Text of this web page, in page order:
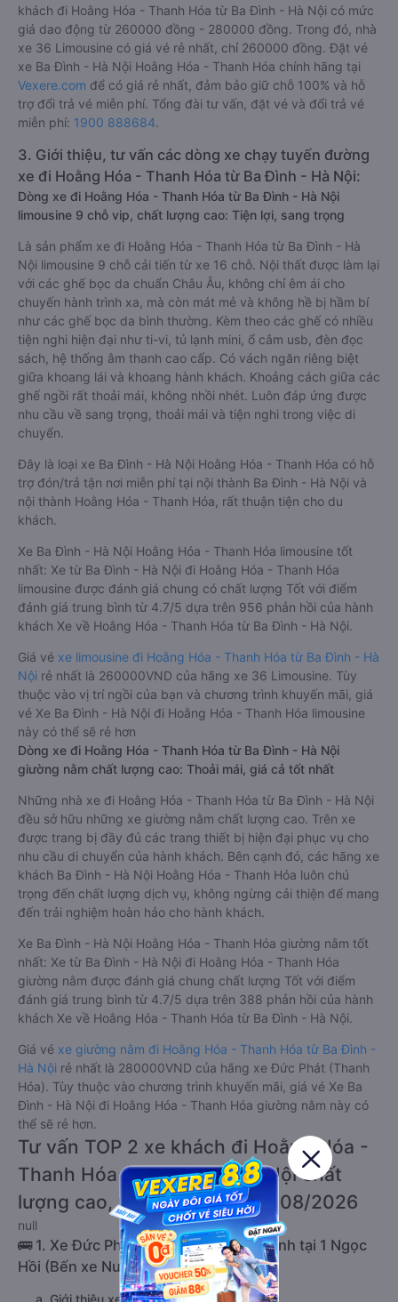
khách đi Hoằng Hóa - Thanh Hóa từ Ba Đình - Hà Nội có mức
giá dao động từ 260000 đồng - 280000 đồng. Trong đó, nhà
xe 36 Limousine có giá vé rẻ nhất, chỉ 260000 đồng. Đặt vé
xe Ba Đình - Hà Nội Hoằng Hóa - Thanh Hóa chính hãng tại
Vexere.com để có giá rẻ nhất, đảm bảo giữ chỗ 100% và hỗ
trợ đổi trả vé miễn phí. Tổng đài tư vấn, đặt vé và đổi trả vé
miễn phí: 1900 888684.
3. Giới thiệu, tư vấn các dòng xe chạy tuyến đường
xe đi Hoằng Hóa - Thanh Hóa từ Ba Đình - Hà Nội:
Dòng xe đi Hoằng Hóa - Thanh Hóa từ Ba Đình - Hà Nội
limousine 9 chỗ vip, chất lượng cao: Tiện lợi, sang trọng
Là sản phẩm xe đi Hoằng Hóa - Thanh Hóa từ Ba Đình - Hà
Nội limousine 9 chỗ cải tiến từ xe 16 chỗ. Nội thất được làm lại
với các ghế bọc da chuẩn Châu Âu, không chỉ êm ái cho
chuyến hành trình xa, mà còn mát mẻ và không hề bị hầm bí
như các ghế bọc da bình thường. Kèm theo các ghế có nhiều
tiện nghi hiện đại như ti-vi, tủ lạnh mini, ổ cắm usb, đèn đọc
sách, hệ thống âm thanh cao cấp. Có vách ngăn riêng biệt
giữa khoang lái và khoang hành khách. Khoảng cách giữa các
ghế ngồi rất thoải mái, không nhồi nhét. Luôn đáp ứng được
nhu cầu về sang trọng, thoải mái và tiện nghi trong việc di
chuyển.
Đây là loại xe Ba Đình - Hà Nội Hoằng Hóa - Thanh Hóa có hỗ
trợ đón/trả tận nơi miễn phí tại nội thành Ba Đình - Hà Nội và
nội thành Hoằng Hóa - Thanh Hóa, rất thuận tiện cho du
khách.
Xe Ba Đình - Hà Nội Hoằng Hóa - Thanh Hóa limousine tốt
nhất: Xe từ Ba Đình - Hà Nội đi Hoằng Hóa - Thanh Hóa
limousine được đánh giá chung có chất lượng Tốt với điểm
đánh giá trung bình từ 4.7/5 dựa trên 956 phản hồi của hành
khách Xe về Hoằng Hóa - Thanh Hóa từ Ba Đình - Hà Nội.
Giá vé xe limousine đi Hoằng Hóa - Thanh Hóa từ Ba Đình - Hà
Nội rẻ nhất là 260000VND của hãng xe 36 Limousine. Tùy
thuộc vào vị trí ngồi của bạn và chương trình khuyến mãi, giá
vé Xe Ba Đình - Hà Nội đi Hoằng Hóa - Thanh Hóa limousine
này có thể sẽ rẻ hơn
Dòng xe đi Hoằng Hóa - Thanh Hóa từ Ba Đình - Hà Nội
giường nằm chất lượng cao: Thoải mái, giá cả tốt nhất
Những nhà xe đi Hoằng Hóa - Thanh Hóa từ Ba Đình - Hà Nội
đều sở hữu những xe giường nằm chất lượng cao. Trên xe
được trang bị đầy đủ các trang thiết bị hiện đại phục vụ cho
nhu cầu di chuyển của hành khách. Bên cạnh đó, các hãng xe
khách Ba Đình - Hà Nội Hoằng Hóa - Thanh Hóa luôn chú
trọng đến chất lượng dịch vụ, không ngừng cải thiện để mang
đến trải nghiệm hoàn hảo cho hành khách.
Xe Ba Đình - Hà Nội Hoằng Hóa - Thanh Hóa giường nằm tốt
nhất: Xe từ Ba Đình - Hà Nội đi Hoằng Hóa - Thanh Hóa
giường nằm được đánh giá chung chất lượng Tốt với điểm
đánh giá trung bình từ 4.7/5 dựa trên 388 phản hồi của hành
khách Xe về Hoằng Hóa - Thanh Hóa từ Ba Đình - Hà Nội.
Giá vé xe giường nằm đi Hoằng Hóa - Thanh Hóa từ Ba Đình -
Hà Nội rẻ nhất là 280000VND của hãng xe Đức Phát (Thanh
Hóa). Tùy thuộc vào chương trình khuyến mãi, giá vé Xe Ba
Đình - Hà Nội đi Hoằng Hóa - Thanh Hóa giường nằm này có
thể sẽ rẻ hơn.
Tư vấn TOP 2 xe khách đi Hoằng Hóa -
Thanh Hóa từ Ba Đình - Hà Nội chất
lượng cao, uy tín, giá rẻ nhất 08/2026
null
🚌 1. Xe Đức Phát (Thanh Hóa) khởi hành tại 1 Ngọc
Hồi (Bến xe Nước Ngầm)
a. Giới thiệu xe Đức Phát (Thanh Hóa)